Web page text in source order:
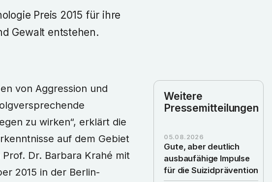
Preis 2015 für ihre
Gewalt entstehen.
von Aggression und
zu wirken“, erklärt die
auf dem Gebiet
Dr. Barbara Krahé mit
2015 in der Berlin-
Weitere
Pressemitteilungen
05.08.2026
Gute, aber deutlich
ausbaufähige Impulse
für die Suizidprävention